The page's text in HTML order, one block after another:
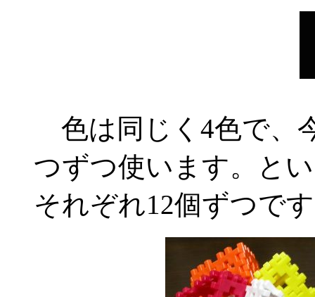
色は同じく4色で、
つずつ使います。と
それぞれ12個ずつで